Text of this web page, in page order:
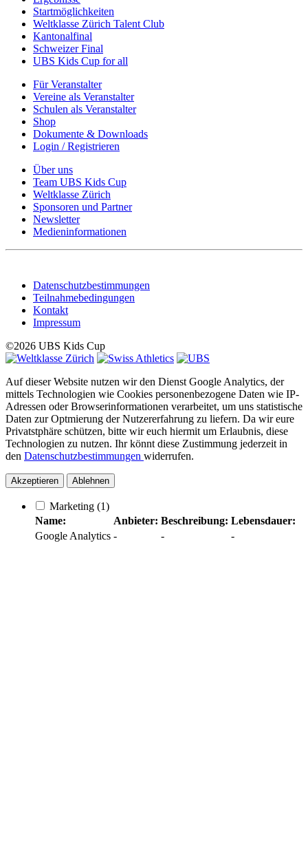
Startmöglichkeiten
Weltklasse Zürich Talent Club
Kantonalfinal
Schweizer Final
UBS Kids Cup for all
Für Veranstalter
Vereine als Veranstalter
Schulen als Veranstalter
Shop
Dokumente & Downloads
Login / Registrieren
Über uns
Team UBS Kids Cup
Weltklasse Zürich
Sponsoren und Partner
Newsletter
Medieninformationen
Datenschutzbestimmungen
Teilnahmebedingungen
Kontakt
Impressum
©2026 UBS Kids Cup
Auf dieser Website nutzen wir den Dienst Google Analytics, der
mittels Technologien wie Cookies personenbezogene Daten wie IP-
Adressen oder Browserinformationen verarbeitet, um uns statistische
Daten zur Optmierung der Nutzererfahrung zu liefern. Da wir eure
Privatstphäre schützen, bitte wir euch hiermit um Erlaubnis, diese
Technologien zu nutzen. Ihr könnt diese Zustimmung jederzeit in
den Datenschutzbestimmungen widerrufen.
Akzeptieren Ablehnen
Marketing (1)
Name:
Anbieter: Beschreibung: Lebensdauer:
Google Analytics - - -